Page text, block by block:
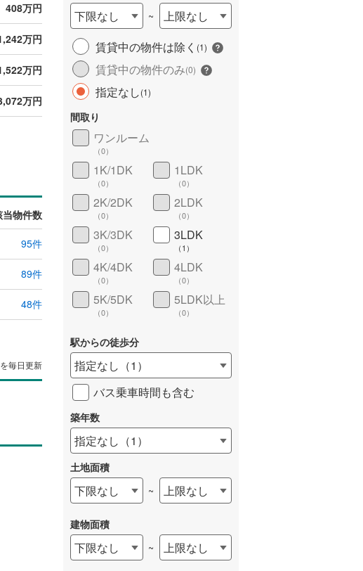
408万円
万円
万円
万円
当物件数
95件
89件
48件
毎日更新
下限なし ~
上限なし
賃貸中の物件は除く (1)
賃貸中の物件のみ(0)
指定なし(1)
間取り
ワンルーム
（0）
1K/1DK
（0）
1LDK
（0）
2K/2DK
（0）
2LDK
（0）
3K/3DK
（0）
3LDK
（1 ）
4K/4DK
（0）
4LDK
（0）
5K/5DK
（0）
5LDK以上
（0）
駅からの徒歩分
指定なし （1 ）
バス乗車時間も含む
築年数
指定なし （1 ）
土地面積
下限なし ~ 上限なし
建物面積
下限なし ~ 上限なし
長期優良住宅 ）
詳しく見る